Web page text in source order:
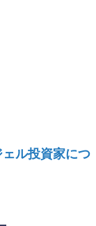
ル投資家につ